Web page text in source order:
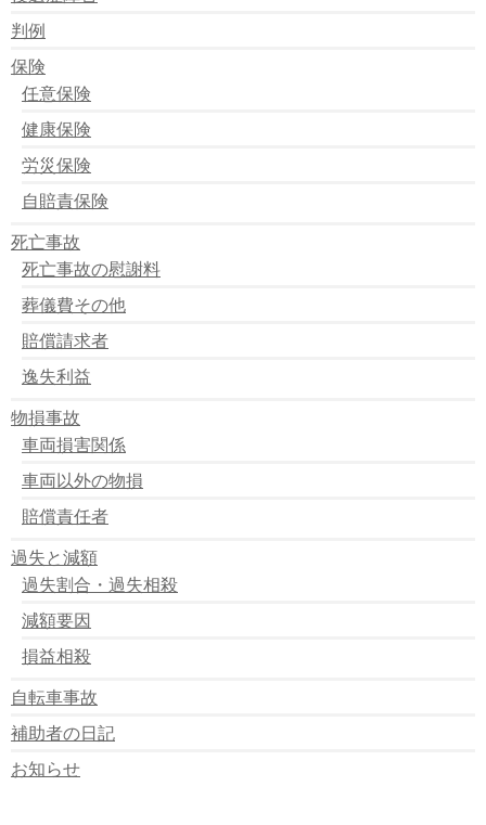
判例
保険
任意保険
健康保険
労災保険
自賠責保険
死亡事故
死亡事故の慰謝料
葬儀費その他
賠償請求者
逸失利益
物損事故
車両損害関係
車両以外の物損
賠償責任者
過失と減額
過失割合・過失相殺
減額要因
損益相殺
自転車事故
補助者の日記
お知らせ